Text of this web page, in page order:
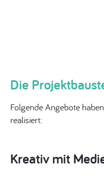
Die
Folgende Angebote
realisiert:
Kreativ mit